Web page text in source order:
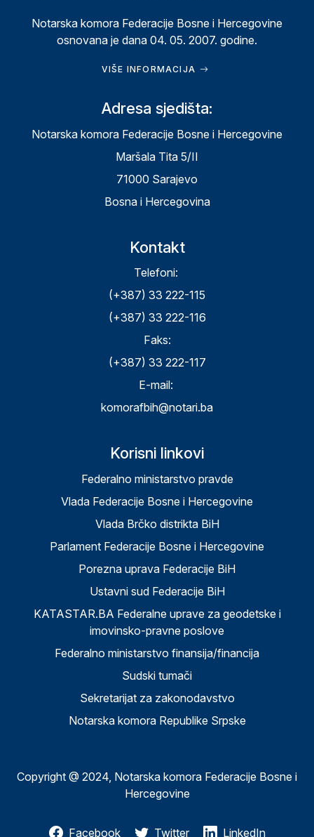
Notarska komora Federacije Bosne i Hercegovine
osnovana je dana 04. 05. 2007. godine.
VIŠE INFORMACIJA
Adresa sjedišta:
Notarska komora Federacije Bosne i Hercegovine
Maršala Tita 5/II
71000 Sarajevo
Bosna i Hercegovina
Kontakt
Telefoni:
(+387) 33 222-115
(+387) 33 222-116
Faks:
(+387) 33 222-117
E-mail:
komorafbih@notari.ba
Korisni linkovi
Federalno ministarstvo pravde
Vlada Federacije Bosne i Hercegovine
Vlada Brčko distrikta BiH
Parlament Federacije Bosne i Hercegovine
Porezna uprava Federacije BiH
Ustavni sud Federacije BiH
KATASTAR.BA Federalne uprave za geodetske i
imovinsko-pravne poslove
Federalno ministarstvo finansija/financija
Sudski tumači
Sekretarijat za zakonodavstvo
Notarska komora Republike Srpske
Copyright @ 2024, Notarska komora Federacije Bosne i
Hercegovine
Facebook Twitter LinkedIn